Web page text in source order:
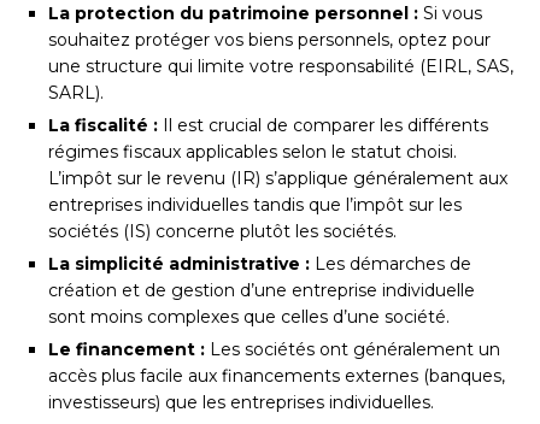
La protection du patrimoine personnel : Si vous
souhaitez protéger vos biens personnels, optez pour
une structure qui limite votre responsabilité (EIRL, SAS,
SARL).
La fiscalité : Il est crucial de comparer les différents
régimes fiscaux applicables selon le statut choisi.
L’impôt sur le revenu (IR) s’applique généralement aux
entreprises individuelles tandis que l’impôt sur les
sociétés (IS) concerne plutôt les sociétés.
La simplicité administrative : Les démarches de
création et de gestion d’une entreprise individuelle
sont moins complexes que celles d’une société.
Le financement : Les sociétés ont généralement un
accès plus facile aux financements externes (banques,
investisseurs) que les entreprises individuelles.